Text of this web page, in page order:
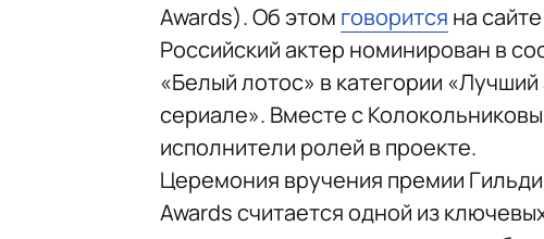
Awards). Об этом говорится на
Российский актер номинирован в
«Белый лотос» в категории
сериале». Вместе с
исполнители ролей в проекте.
Церемония вручения премии
Awards считается одной из